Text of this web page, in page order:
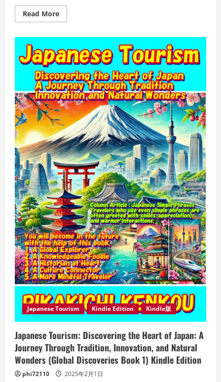
Read MoreRead
more
ト
詐
欺
対
策:
安
心
な
未
来
は、
今
日
の
対
策
か
ら
始
ま
る！
(防
犯
ブ
ッ
ク
ス)
Kindle
版
PIKAKICHI
KENKOU
(著)
Japanese Tourism Kindle Edition Kindle版
Japanese Tourism: Discovering the Heart of Japan: A
Journey Through Tradition, Innovation, and Natural
Wonders (Global Discoveries Book 1) Kindle Edition
phi72110 2025年2月1日